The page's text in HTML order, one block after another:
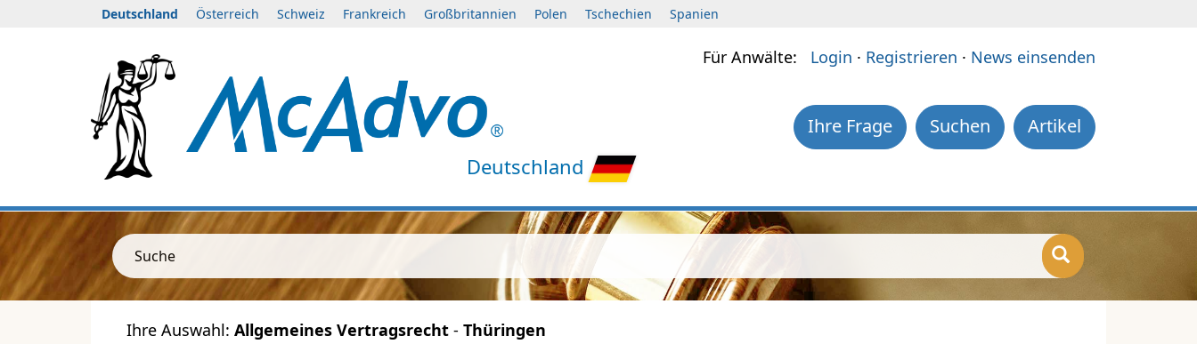
Deutschland Österreich Schweiz Frankreich Großbritannien Polen Tschechien Spanien
Deutschland
Für Anwälte: Login · Registrieren · News einsenden
Artikel
Suchen
Ihre Frage
Suche
Ihre Auswahl: Allgemeines Vertragsrecht - Thüringen